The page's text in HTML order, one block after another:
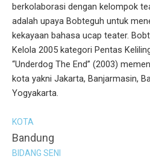
berkolaborasi dengan kelompok
adalah upaya Bobteguh untuk
kekayaan bahasa ucap teater.
Kelola 2005 kategori Pentas
“Underdog The End” (2003)
kota yakni Jakarta, Banjarmasin,
Yogyakarta.
KOTA
Bandung
BIDANG SENI